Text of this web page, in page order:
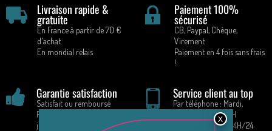
Livraison rapide &
gratuite
En France à partir de 70 €
d'achat
En mondial relais
Paiement 100%
sécurisé
CB, Paypal, Chèque,
Virement
Paiement en 4 fois sans frais
!
Garantie satisfaction
Satisfait ou remboursé
Retours acceptés pendant 14
jours
Service client au top
Par téléphone : Mardi,
Vendredi : 9H - 16H
Par E-mail : 7J/7 24H/24